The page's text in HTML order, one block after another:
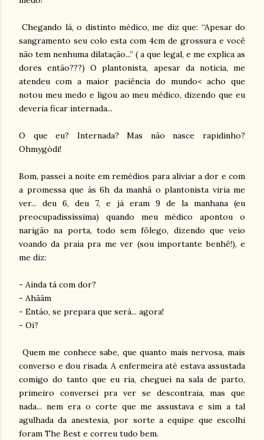
Chegando lá, o distinto médico, me diz que: “Apesar do
sangramento seu colo esta com 4cm de grossura e você
não tem nenhuma dilatação...” ( a que legal, e me explica as
dores então???) O plantonista, apesar da noticia, me
atendeu com a maior paciência do mundo< acho que
notou meu medo e ligou ao meu médico, dizendo que eu
deveria ficar internada...
O que eu? Internada? Mas não nasce rapidinho?
Ohmygódi!
Bom, passei a noite em remédios para aliviar a dor e com
a promessa que às 6h da manhã o plantonista viria me
ver... deu 6, deu 7, e já eram 9 de la manhana (eu
preocupadissíssima) quando meu médico apontou o
narigão na porta, todo sem fôlego, dizendo que veio
voando da praia pra me ver (sou importante benhê!), e
me diz:
- Ainda tá com dor?
- Ahããm
- Então, se prepara que será... agora!
- Oi?
Quem me conhece sabe, que quanto mais nervosa, mais
converso e dou risada. A enfermeira até estava assustada
comigo do tanto que eu ria, cheguei na sala de parto,
primeiro conversei pra ver se descontraia, mas que
nada... nem era o corte que me assustava e sim a tal
agulhada da anestesia, por sorte a equipe que escolhi
foram The Best e correu tudo bem.